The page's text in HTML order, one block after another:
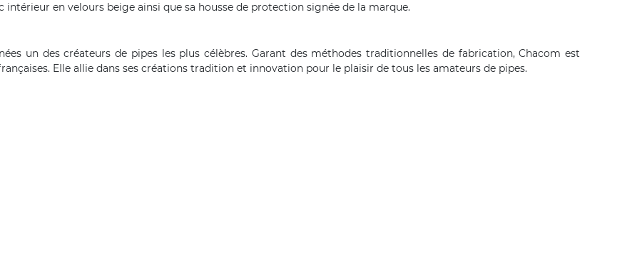
en velours beige ainsi que sa housse de protection signée de la marque.
un des créateurs de pipes les plus célèbres. Garant des méthodes traditionnelles de fabrication, Chacom est
EIle allie dans ses créations tradition et innovation pour le plaisir de tous les amateurs de pipes.